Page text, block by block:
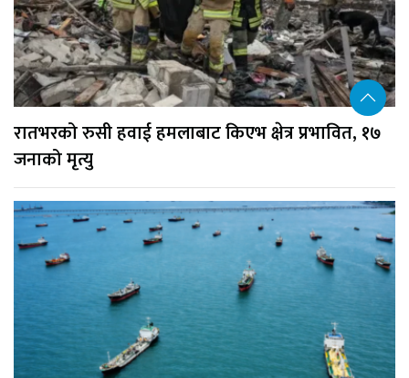
रातभरको रुसी हवाई हमलाबाट किएभ क्षेत्र प्रभावित, १७
जनाको मृत्यु